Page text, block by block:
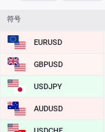
符号
EURUSD
GBPUSD
USDJPY
AUDUSD